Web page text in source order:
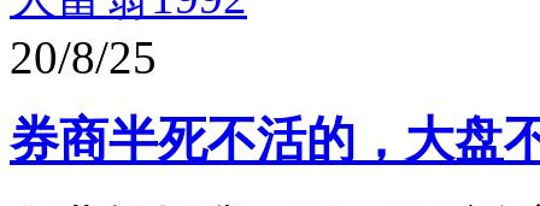
20/8/25
券商半死不活的，大盘